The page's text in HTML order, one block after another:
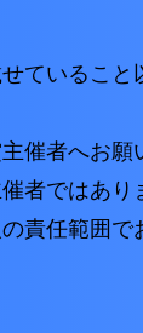
ていること
催者へお願
者ではあり
責任範囲で